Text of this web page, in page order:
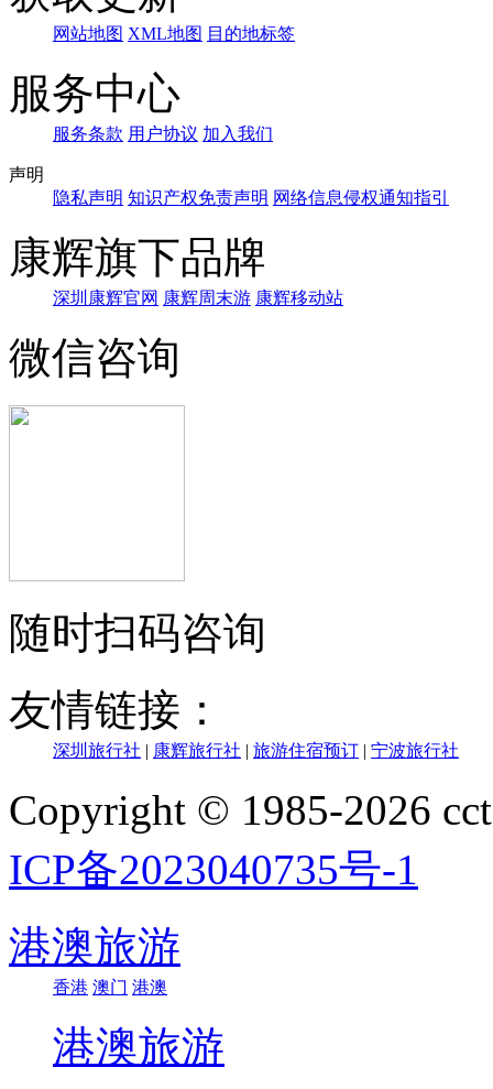
网站地图 XML地图 目的地标签
服务中心
服务条款 用户协议 加入我们
声明
隐私声明 知识产权免责声明 网络信息侵权通知指引
康辉旗下品牌
深圳康辉官网 康辉周末游 康辉移动站
微信咨询
随时扫码咨询
友情链接：
深圳旅行社 | 康辉旅行社 | 旅游住宿预订 | 宁波旅行社
Copyright © 1985-2026
ICP备2023040735号-1
港澳旅游
香港 澳门 港澳
港澳旅游